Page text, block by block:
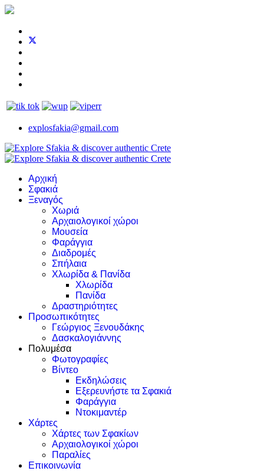
explosfakia@gmail.com
Αρχική
Σφακιά
Ξεναγός
Χωριά
Αρχαιολογικοί χώροι
Μουσεία
Φαράγγια
Διαδρομές
Σπήλαια
Χλωρίδα & Πανίδα
Χλωρίδα
Πανίδα
Δραστηριότητες
Προσωπικότητες
Γεώργιος Ξενουδάκης
Δασκαλογιάννης
Πολυμέσα
Φωτογραφίες
Βίντεο
Εκδηλώσεις
Εξερευνήστε τα Σφακιά
Φαράγγια
Ντοκιμαντέρ
Χάρτες
Χάρτες των Σφακίων
Αρχαιολογικοί χώροι
Παραλίες
Επικοινωνία